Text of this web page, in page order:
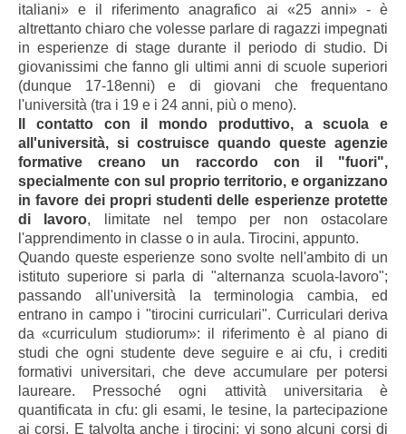
italiani» e il riferimento anagrafico ai «25 anni» - è
altrettanto chiaro che volesse parlare di ragazzi impegnati
in esperienze di stage durante il periodo di studio. Di
giovanissimi che fanno gli ultimi anni di scuole superiori
(dunque 17-18enni) e di giovani che frequentano
l'università (tra i 19 e i 24 anni, più o meno).
Il contatto con il mondo produttivo, a scuola e
all'università, si costruisce quando queste agenzie
formative creano un raccordo con il "fuori",
specialmente con sul proprio territorio, e organizzano
in favore dei propri studenti delle esperienze protette
di lavoro, limitate nel tempo per non ostacolare
l'apprendimento in classe o in aula. Tirocini, appunto.
Quando queste esperienze sono svolte nell'ambito di un
istituto superiore si parla di "alternanza scuola-lavoro";
passando all'università la terminologia cambia, ed
entrano in campo i "tirocini curriculari". Curriculari deriva
da «curriculum studiorum»: il riferimento è al piano di
studi che ogni studente deve seguire e ai cfu, i crediti
formativi universitari, che deve accumulare per potersi
laureare. Pressoché ogni attività universitaria è
quantificata in cfu: gli esami, le tesine, la partecipazione
ai corsi. E talvolta anche i tirocini: vi sono alcuni corsi di